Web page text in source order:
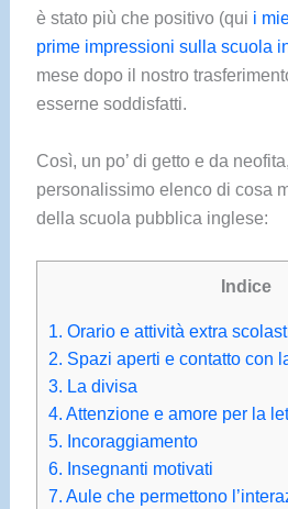
è stato più che positivo (qui i
prime impressioni sulla scuola
mese dopo il nostro
esserne soddisfatti.
Così, un po’ di getto e da
personalissimo elenco di cosa
della scuola pubblica inglese:
Indice
1. Orario e attività extra
2. Spazi aperti e contatto con
3. La divisa
4. Attenzione e amore per la
5. Incoraggiamento
6. Insegnanti motivati
7. Aule che permettono